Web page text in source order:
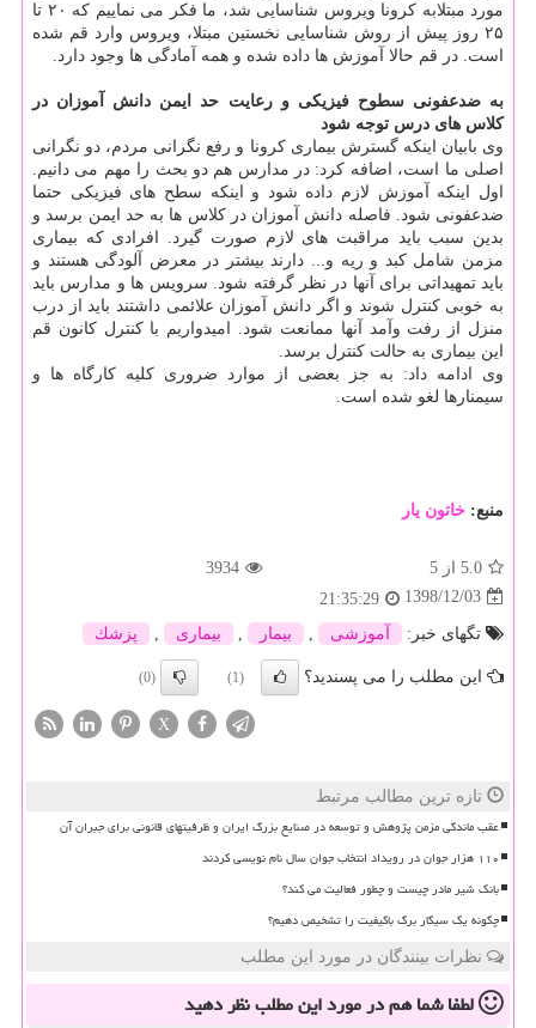
مورد مبتلابه كرونا ویروس شناسایی شد، ما فكر می نماییم كه ۲۰ تا
۲۵ روز پیش از روش شناسایی نخستین مبتلا، ویروس وارد قم شده
است. در قم حالا آموزش ها داده شده و همه آمادگی ها وجود دارد.
به ضدعفونی سطوح فیزیكی و رعایت حد ایمن دانش آموزان در
كلاس های درس توجه شود
وی بابیان اینكه گسترش بیماری كرونا و رفع نگرانی مردم، دو نگرانی
اصلی ما است، اضافه كرد: در مدارس هم دو بحث را مهم می دانیم.
اول اینكه آموزش لازم داده شود و اینكه سطح های فیزیكی حتما
ضدعفونی شود. فاصله دانش آموزان در كلاس ها به حد ایمن برسد و
بدین سبب باید مراقبت های لازم صورت گیرد. افرادی كه بیماری
مزمن شامل كبد و ریه و... دارند بیشتر در معرض آلودگی هستند و
باید تمهیداتی برای آنها در نظر گرفته شود. سرویس ها و مدارس باید
به خوبی كنترل شوند و اگر دانش آموزان علائمی داشتند باید از درب
منزل از رفت وآمد آنها ممانعت شود. امیدواریم با كنترل كانون قم
این بیماری به حالت كنترل برسد.
وی ادامه داد: به جز بعضی از موارد ضروری كلیه كارگاه ها و
سیمنارها لغو شده است.
منبع: خاتون یار
5.0 از 5
3934
1398/12/03
21:35:29
تگهای خبر:
آموزشی بیمار بیماری پزشك
این مطلب را می پسندید؟ (1)
(0)
X
تازه ترین مطالب مرتبط
عقب ماندگی مزمن پژوهش و توسعه در صنایع بزرگ ایران و ظرفیتهای قانونی برای جبران آن
۱۱۰ هزار جوان در رویداد انتخاب جوان سال نام نویسی کردند
بانک شیر مادر چیست و چطور فعالیت می کند؟
چگونه یک سیگار برگ باکیفیت را تشخیص دهیم؟
نظرات بینندگان در مورد این مطلب
لطفا شما همدر مورد این مطلبنظر دهید